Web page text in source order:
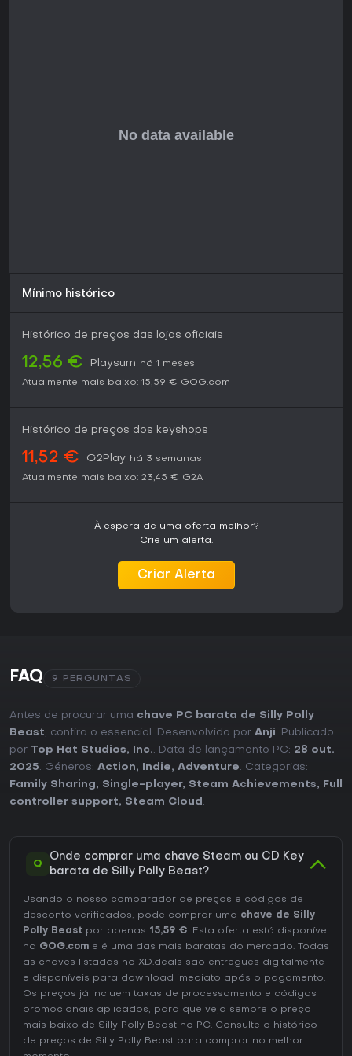
Mínimo histórico
Histórico de preços das lojas oficiais
12,56 € Playsum
há 1 meses
Atualmente mais baixo: 15,59 € GOG.com
Histórico de preços dos keyshops
11,52 € G2Play há 3 semanas
Atualmente mais baixo: 23,45 € G2A
À espera de uma oferta melhor?
Crie um alerta.
Criar Alerta
FAQ 9 PERGUNTAS
Antes de procurar uma chave PC barata de Silly Polly
Beast, confira o essencial. Desenvolvido por Anji. Publicado
por Top Hat Studios, Inc.. Data de lançamento PC: 28 out.
2025. Géneros: Action, Indie, Adventure. Categorias:
Family Sharing, Single-player, Steam Achievements,
Full
controller support, Steam Cloud .
Q
Onde comprar uma chave Steam ou CD Key
barata de Silly Polly Beast?
Usando o nosso comparador de preços e códigos de
desconto verificados, pode comprar uma chave de Silly
Polly Beast por apenas 15,59 €. Esta oferta está disponível
na GOG.com e é uma das mais baratas do mercado. Todas
as chaves listadas no XD.deals são entregues digitalmente
e disponíveis para download imediato após o pagamento.
Os preços já incluem taxas de processamento e códigos
promocionais aplicados, para que veja sempre o preço
mais baixo de Silly Polly Beast no PC. Consulte o histórico
de preços de Silly Polly Beast para comprar no melhor